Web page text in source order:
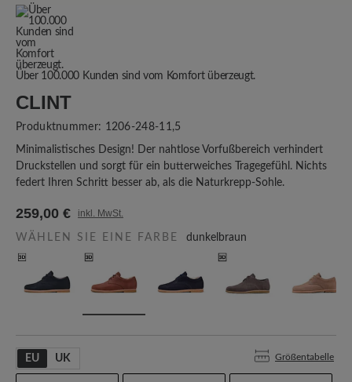
Über 100.000 Kunden sind vom Komfort überzeugt.
CLINT
Produktnummer: 1206-248-11,5
Minimalistisches Design! Der nahtlose Vorfußbereich verhindert
Druckstellen und sorgt für ein butterweiches Tragegefühl. Nichts
federt Ihren Schritt besser ab, als die Naturkrepp-Sohle.
259,00 € inkl. MwSt.
WÄHLEN SIE EINE FARBE dunkelbraun
EU UK Größentabelle